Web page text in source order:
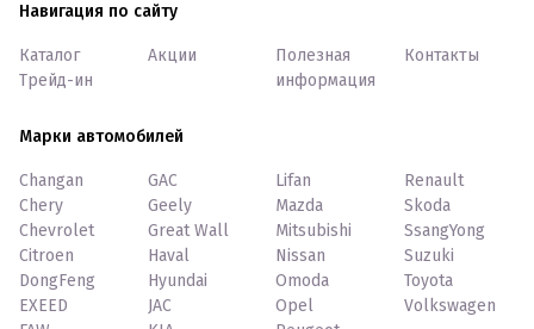
Навигация по сайту
Каталог
Трейд-ин
Акции
Полезная
информация
Контакты
Марки автомобилей
Changan
Chery
Chevrolet
Citroen
DongFeng
EXEED
GAC
Geely
Great Wall
Haval
Hyundai
JAC
Lifan
Mazda
Mitsubishi
Nissan
Omoda
Opel
Renault
Skoda
SsangYong
Suzuki
Toyota
Volkswagen